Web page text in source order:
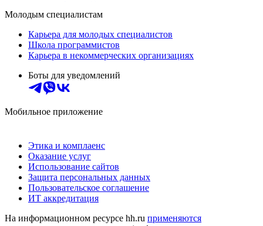
Молодым специалистам
Карьера для молодых специалистов
Школа программистов
Карьера в некоммерческих организациях
Боты для уведомлений
Мобильное приложение
Этика и комплаенс
Оказание услуг
Использование сайтов
Защита персональных данных
Пользовательское соглашение
ИТ аккредитация
На информационном ресурсе hh.ru применяются